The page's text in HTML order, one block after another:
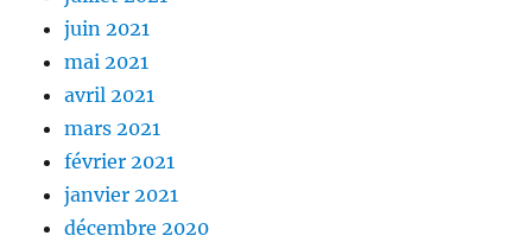
juin 2021
mai 2021
avril 2021
mars 2021
février 2021
janvier 2021
décembre 2020